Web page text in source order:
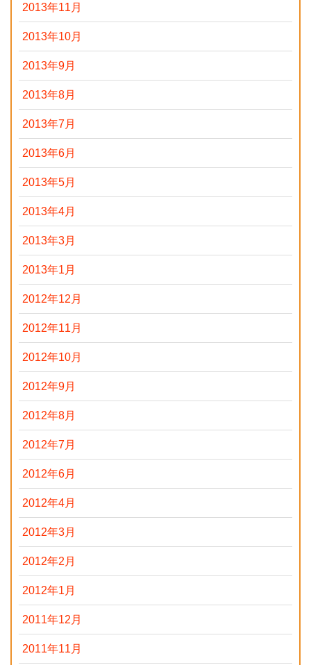
2013年11月
2013年10月
2013年9月
2013年8月
2013年7月
2013年6月
2013年5月
2013年4月
2013年3月
2013年1月
2012年12月
2012年11月
2012年10月
2012年9月
2012年8月
2012年7月
2012年6月
2012年4月
2012年3月
2012年2月
2012年1月
2011年12月
2011年11月